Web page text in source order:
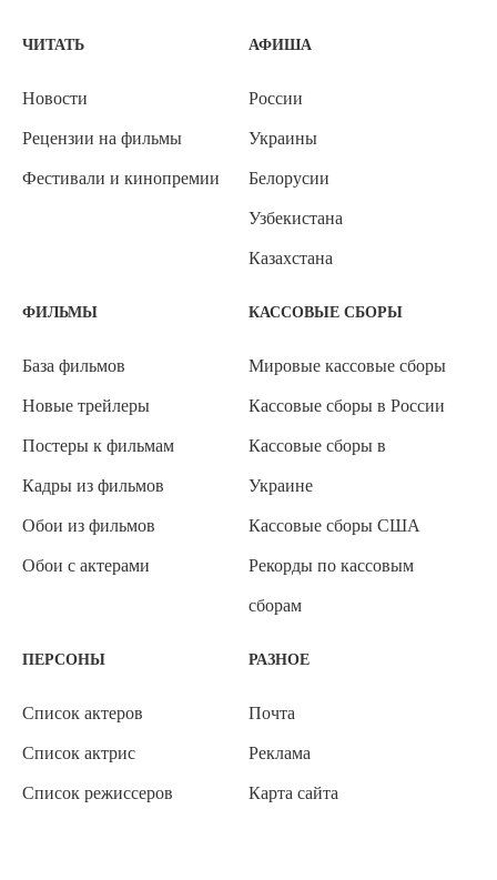
ЧИТАТЬ
Новости
Рецензии на фильмы
Фестивали и кинопремии
АФИША
России
Украины
Белорусии
Узбекистана
Казахстана
ФИЛЬМЫ
База фильмов
Новые трейлеры
Постеры к фильмам
Кадры из фильмов
Обои из фильмов
Обои с актерами
КАССОВЫЕ СБОРЫ
Мировые кассовые сборы
Кассовые сборы в России
Кассовые сборы в
Украине
Кассовые сборы США
Рекорды по кассовым
сборам
ПЕРСОНЫ
Список актеров
Список актрис
Список режиссеров
РАЗНОЕ
Почта
Реклама
Карта сайта